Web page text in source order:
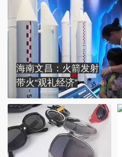
海南文昌：火箭发射
带火“观礼经济”